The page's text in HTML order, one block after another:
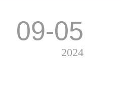
09-05
2024